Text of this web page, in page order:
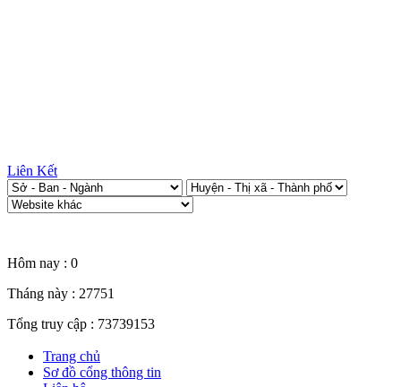
Liên Kết
Hôm nay : 0
Tháng này : 27751
Tổng truy cập : 73739153
Trang chủ
Sơ đồ cổng thông tin